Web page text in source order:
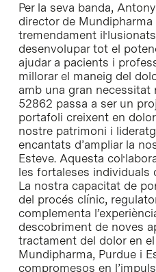
Per la seva banda,
director de Mundipharma
tremendament
desenvolupar tot el
ajudar a pacients i
millorar el maneig del
amb una gran necessitat
52862 passa a ser un
portafoli creixent en
nostre patrimoni i
encantats d’ampliar la
Esteve. Aquesta
les fortaleses individuals
La nostra capacitat de
del procés clínic,
complementa
descobriment de noves
tractament del dolor en
Mundipharma, Purdue i
compromesos en